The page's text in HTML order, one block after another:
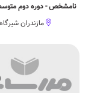
نامشخص - دوره دوم
مازندران شیرگاه